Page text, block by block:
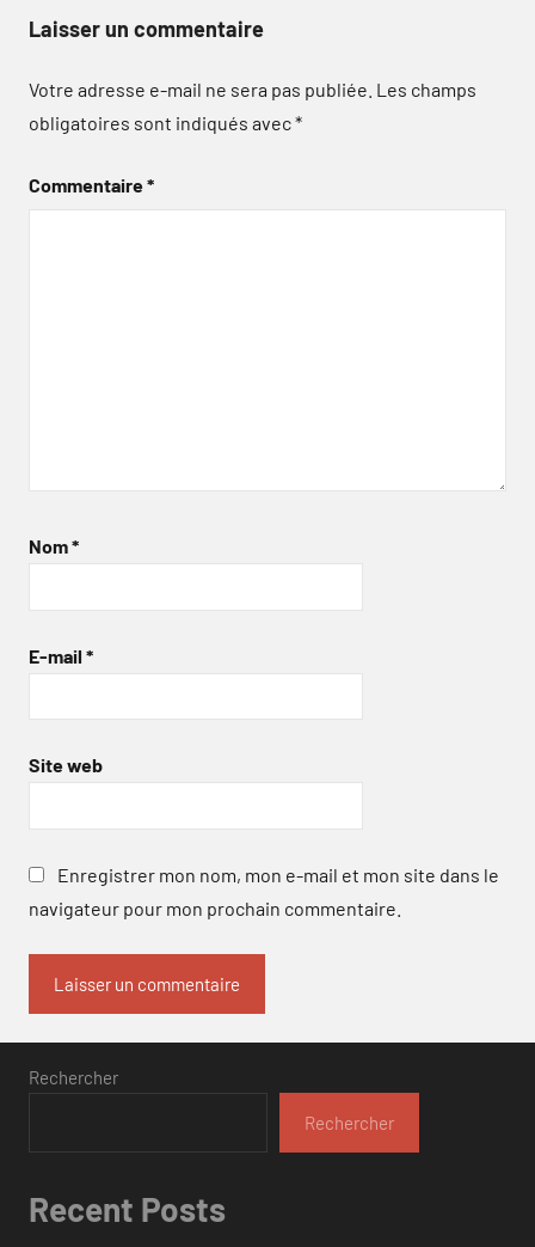
Laisser un commentaire
Votre adresse e-mail ne sera pas publiée. Les champs
obligatoires sont indiqués avec*
Commentaire*
Nom*
E-mail *
Site web
Enregistrer mon nom, mon e-mail et mon site dans le
navigateur pour mon prochain commentaire.
Rechercher
Rechercher
Recent Posts